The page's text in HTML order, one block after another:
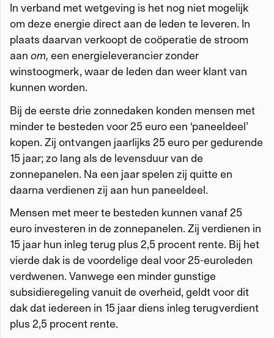
In verband met wetgeving is het nog niet mogelijk
om deze energie direct aan de leden te leveren. In
plaats daarvan verkoopt de coöperatie de stroom
aan om, een energieleverancier zonder
winstoogmerk, waar de leden dan weer klant van
kunnen worden.
Bij de eerste drie zonnedaken konden mensen met
minder te besteden voor 25 euro een ‘paneeldeel’
kopen. Zij ontvangen jaarlijks 25 euro per gedurende
15 jaar; zo lang als de levensduur van de
zonnepanelen. Na een jaar spelen zij quitte en
daarna verdienen zij aan hun paneeldeel.
Mensen met meer te besteden kunnen vanaf 25
euro investeren in de zonnepanelen. Zij verdienen in
15 jaar hun inleg terug plus 2,5 procent rente. Bij het
vierde dak is de voordelige deal voor 25-euroleden
verdwenen. Vanwege een minder gunstige
subsidieregeling vanuit de overheid, geldt voor dit
dak dat iedereen in 15 jaar diens inleg terugverdient
plus 2,5 procent rente.